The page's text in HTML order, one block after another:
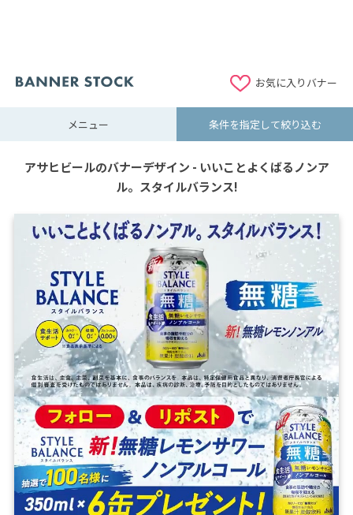
お気に入りバナー
メニュー 条件を指定して絞り込む
アサヒビールのバナーデザイン - いいことよくばるノンア
ル。スタイルバランス!